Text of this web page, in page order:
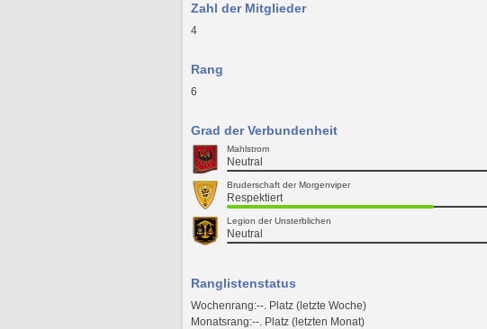
Zahl der Mitglieder
4
Rang
6
Grad der Verbundenheit
Mahlstrom
Neutral
Bruderschaft der Morgenviper
Respektiert
Legion der Unsterblichen
Neutral
Ranglistenstatus
Wochenrang:--. Platz (letzte Woche)
Monatsrang:--. Platz (letzten Monat)